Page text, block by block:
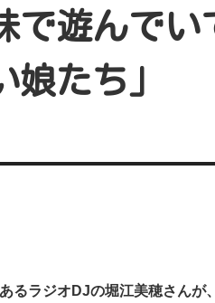
で遊んで
娘たち」
るラジオDJの堀江美穂さんが